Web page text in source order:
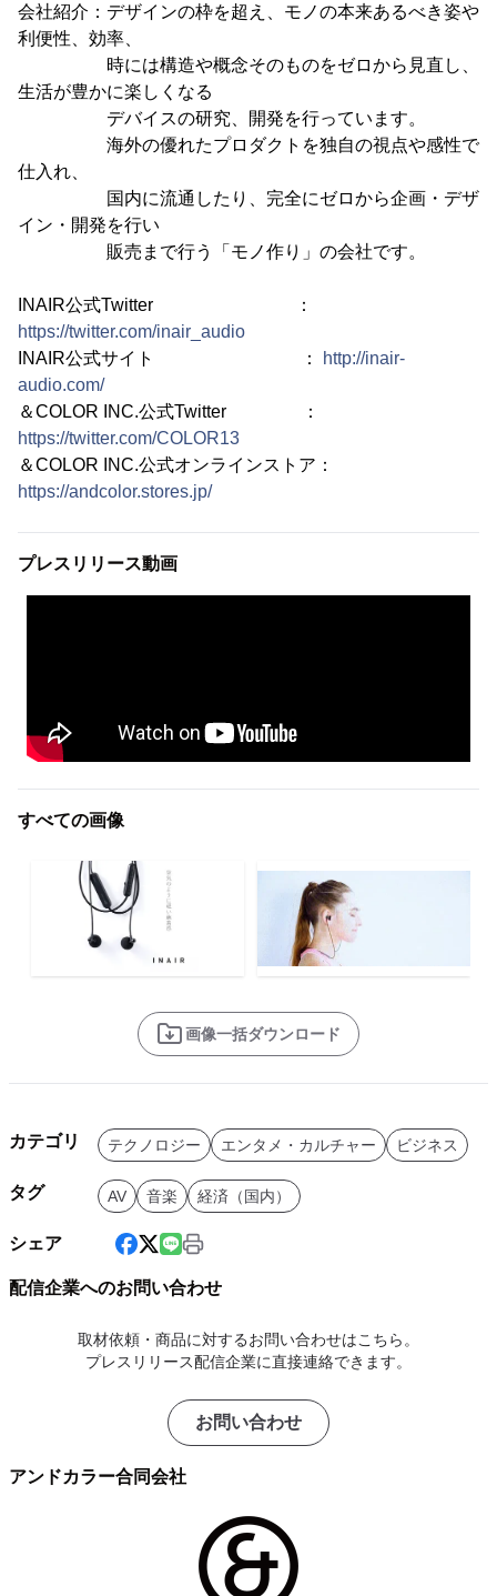
会社紹介：デザインの枠を超え、モノの本来あるべき姿や
利便性、効率、
時には構造や概念そのものをゼロから見直し、
生活が豊かに楽しくなる
デバイスの研究、開発を行っています。
海外の優れたプロダクトを独自の視点や感性で
仕入れ、
国内に流通したり、完全にゼロから企画・デザ
イン・開発を行い
販売まで行う「モノ作り」の会社です。
INAIR公式Twitter ：
https://twitter.com/inair_audio
INAIR公式サイト ：
http://inair-
audio.com/
＆COLOR INC.公式Twitter ：
https://twitter.com/COLOR13
＆COLOR INC.公式オンラインストア：
https://andcolor.stores.jp/
プレスリリース動画
すべての画像
画像一括ダウンロード
カテゴリ テクノロジー エンタメ・カルチャー ビジネス
タグ AV 音楽 経済（国内）
シェア
配信企業へのお問い合わせ
取材依頼・商品に対するお問い合わせはこちら。
プレスリリース配信企業に直接連絡できます。
お問い合わせ
アンドカラー合同会社